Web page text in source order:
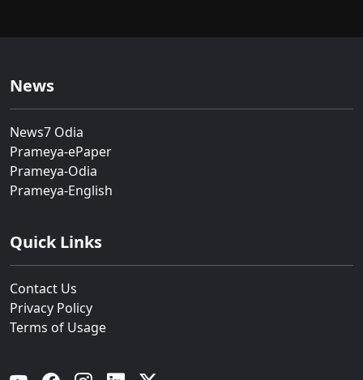
News
News7 Odia
Prameya-ePaper
Prameya-Odia
Prameya-English
Quick Links
Contact Us
Privacy Policy
Terms of Usage
YouTube Facebook Instagram Linkedin